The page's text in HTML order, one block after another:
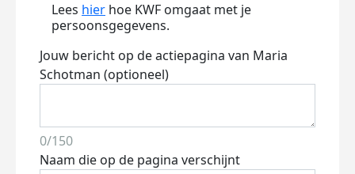
Lees hier hoe KWF omgaat met je
persoonsgegevens.
Jouw bericht op de actiepagina van Maria
Schotman (optioneel)
0/150
Naam die op de pagina verschijnt